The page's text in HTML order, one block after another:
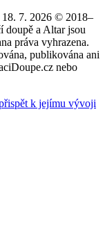
18. 7. 2026 © 2018–
doupě a Altar jsou
práva vyhrazena.
publikována ani
nebo
k jejímu vývoji